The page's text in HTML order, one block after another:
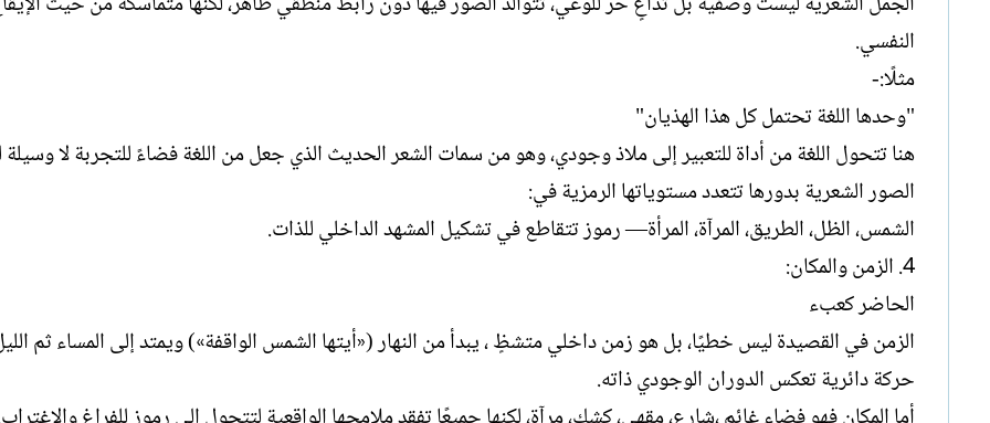
النفسي.
مثلًا:-
"وحدها اللغة تحتمل كل هذا الهذيان"
هنا تتحول اللغة من أداة للتعبير إلى ملاذ وجودي، وهو من سمات الشعر الحديث الذي جعل من اللغة فضاءً للتجربة لا وسيلة
الصور الشعرية بدورها تتعدد مستوياتها الرمزية في:
الشمس، الظل، الطريق، المرآة، المرأة— رموز تتقاطع في تشكيل المشهد الداخلي للذات.
4. الزمن والمكان:
الحاضر كعبء
الزمن في القصيدة ليس خطيًا، بل هو زمن داخلي متشظٍ ، يبدأ من النهار («أيتها الشمس الواقفة») ويمتد إلى المساء ثم
حركة دائرية تعكس الدوران الوجودي ذاته.